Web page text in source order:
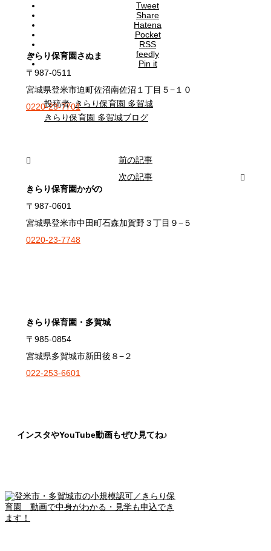
Tweet
Share
Hatena
Pocket
RSS
feedly
Pin it
投稿者:きらり保育園 多賀城
きらり保育園 多賀城ブログ
前の記事
次の記事
きらり保育園さぬま
〒987-0511
宮城県登米市迫町佐沼南佐沼１丁目５−１０
0220-23-7701
きらり保育園かがの
〒987-0601
宮城県登米市中田町石森加賀野３丁目９−５
0220-23-7748
きらり保育園・多賀城
〒985-0854
宮城県多賀城市新田後８−２
022-253-6601
インスタやYouTube動画もぜひ見てね♪